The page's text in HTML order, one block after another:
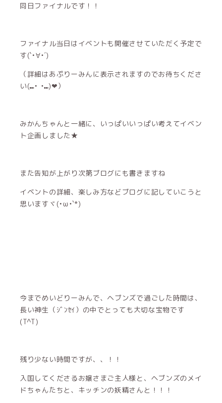
同日ファイナルです！！
ファイナル当日はイベントも開催させていただく予定で
す(`•∀•´)
（詳細はあぷりーみんに表示されますのでお待ちくださ
い(⑉• •⑉)❤︎）
みかんちゃんと一緒に、いっぱいいっぱい考えてイベン
ト企画しました★
また告知が上がり次第ブログにも書きますね
イベントの詳細、楽しみ方などブログに記していこうと
思いますヾ(•ω•`*)
今までめいどりーみんで、ヘブンズで過ごした時間は、
長い神生（ｼﾞﾝｾｲ）の中でとっても大切な宝物です
(T^T)
残り少ない時間ですが、、！！
入国してくださるお嬢さまご主人様と、ヘブンズのメイ
ドちゃんたちと、キッチンの妖精さんと！！！